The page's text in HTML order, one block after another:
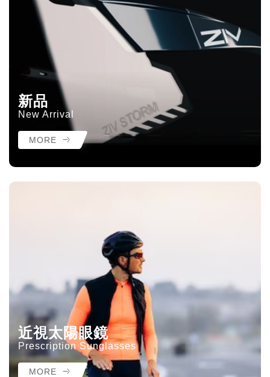
新品
New Arrival
MORE
近視太陽眼鏡
Prescription Sunglasses
MORE